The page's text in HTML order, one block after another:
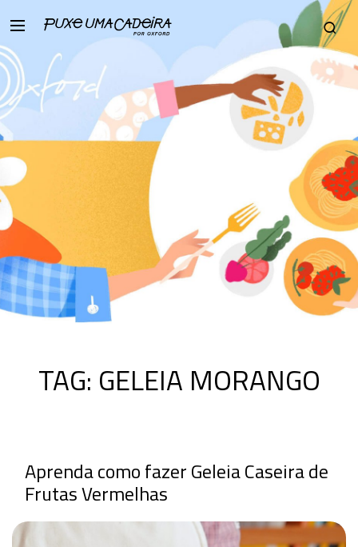
TAG: GELEIA MORANGO
Aprenda como fazer Geleia Caseira de
Frutas Vermelhas